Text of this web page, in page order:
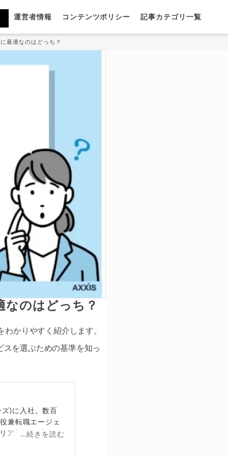
運営者情報 コンテンツポリシー 記事カテゴリ一覧
最適なのはどっち？
なのはどっち？
かりやすく紹介します。
を選ぶための基準を知っ
)に入社。数百
兼転職エージェ
ア相談に乗る。
...続きを読む